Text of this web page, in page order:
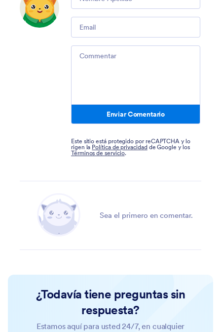
Email
Comment
Enviar Comentario
Este sitio está protegido por reCAPTCHA y lo
rigen la Política de privacidadde Google y los
Términos de servicio.
Sea el primero en comentar.
¿Todavía tiene preguntas sin
respuesta?
Estamos aquí para usted 24/7, en cualquier